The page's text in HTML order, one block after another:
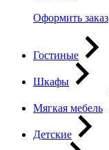
Оформить заказ
Гостиные
Шкафы
Мягкая мебель
Детские